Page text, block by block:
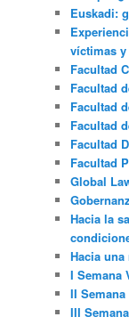
Euskadi:
víctimas
Facultad
Facultad
Facultad
Facultad
Facultad
Facultad
Global
Hacia la
Hacia
I Semana
II
III